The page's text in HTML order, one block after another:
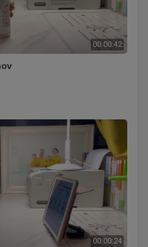
00:00:42
00:00:24